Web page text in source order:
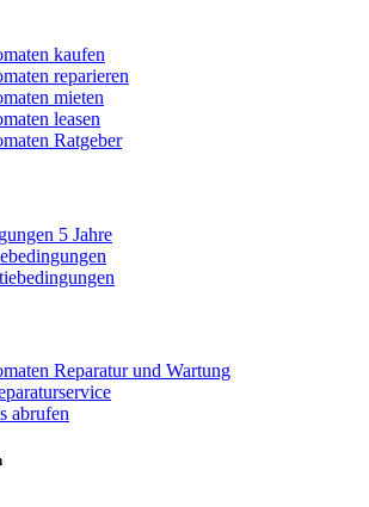
kaufen
reparieren
mieten
leasen
Ratgeber
5 Jahre
Reparatur und Wartung
abrufen